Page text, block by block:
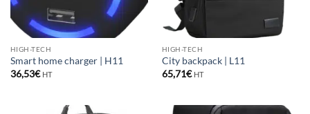
HIGH-TECH
Smart home charger | H11
36,53€ HT
HIGH-TECH
City backpack | L11
65,71€ HT